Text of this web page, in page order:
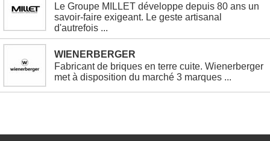
Le Groupe MILLET développe depuis 80 ans un
savoir-faire exigeant. Le geste artisanal
d'autrefois ...
WIENERBERGER
Fabricant de briques en terre cuite. Wienerberger
met à disposition du marché 3 marques ...